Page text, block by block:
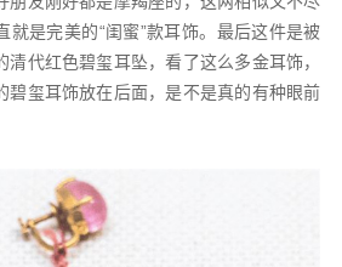
就是完美的“闺蜜”款耳饰。最后这件是被
清代红色碧玺耳坠，看了这么多金耳饰，
碧玺耳饰放在后面，是不是真的有种眼前